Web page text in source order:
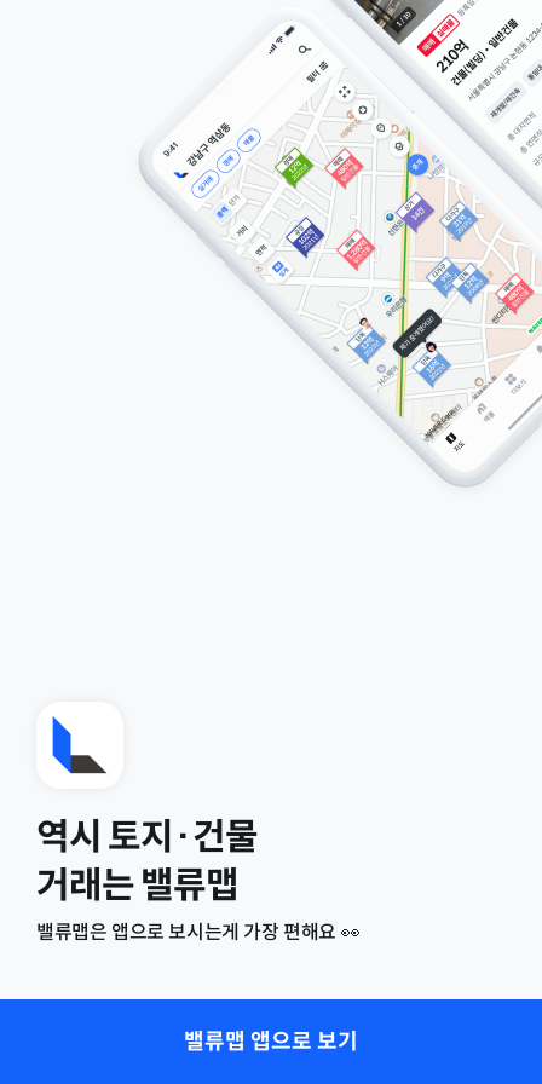
역시 토지·건물
거래는 밸류맵
밸류맵은 앱으로 보시는게 가장 편해요 👀
밸류맵 앱으로 보기